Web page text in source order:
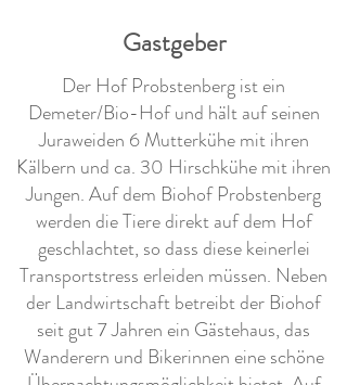
Gastgeber
Der Hof Probstenberg ist ein
Demeter/Bio-Hof und hält auf seinen
Juraweiden 6 Mutterkühe mit ihren
Kälbern und ca. 30 Hirschkühe mit ihren
Jungen. Auf dem Biohof Probstenberg
werden die Tiere direkt auf dem Hof
geschlachtet, so dass diese keinerlei
Transportstress erleiden müssen. Neben
der Landwirtschaft betreibt der Biohof
seit gut 7 Jahren ein Gästehaus, das
Wanderern und Bikerinnen eine schöne